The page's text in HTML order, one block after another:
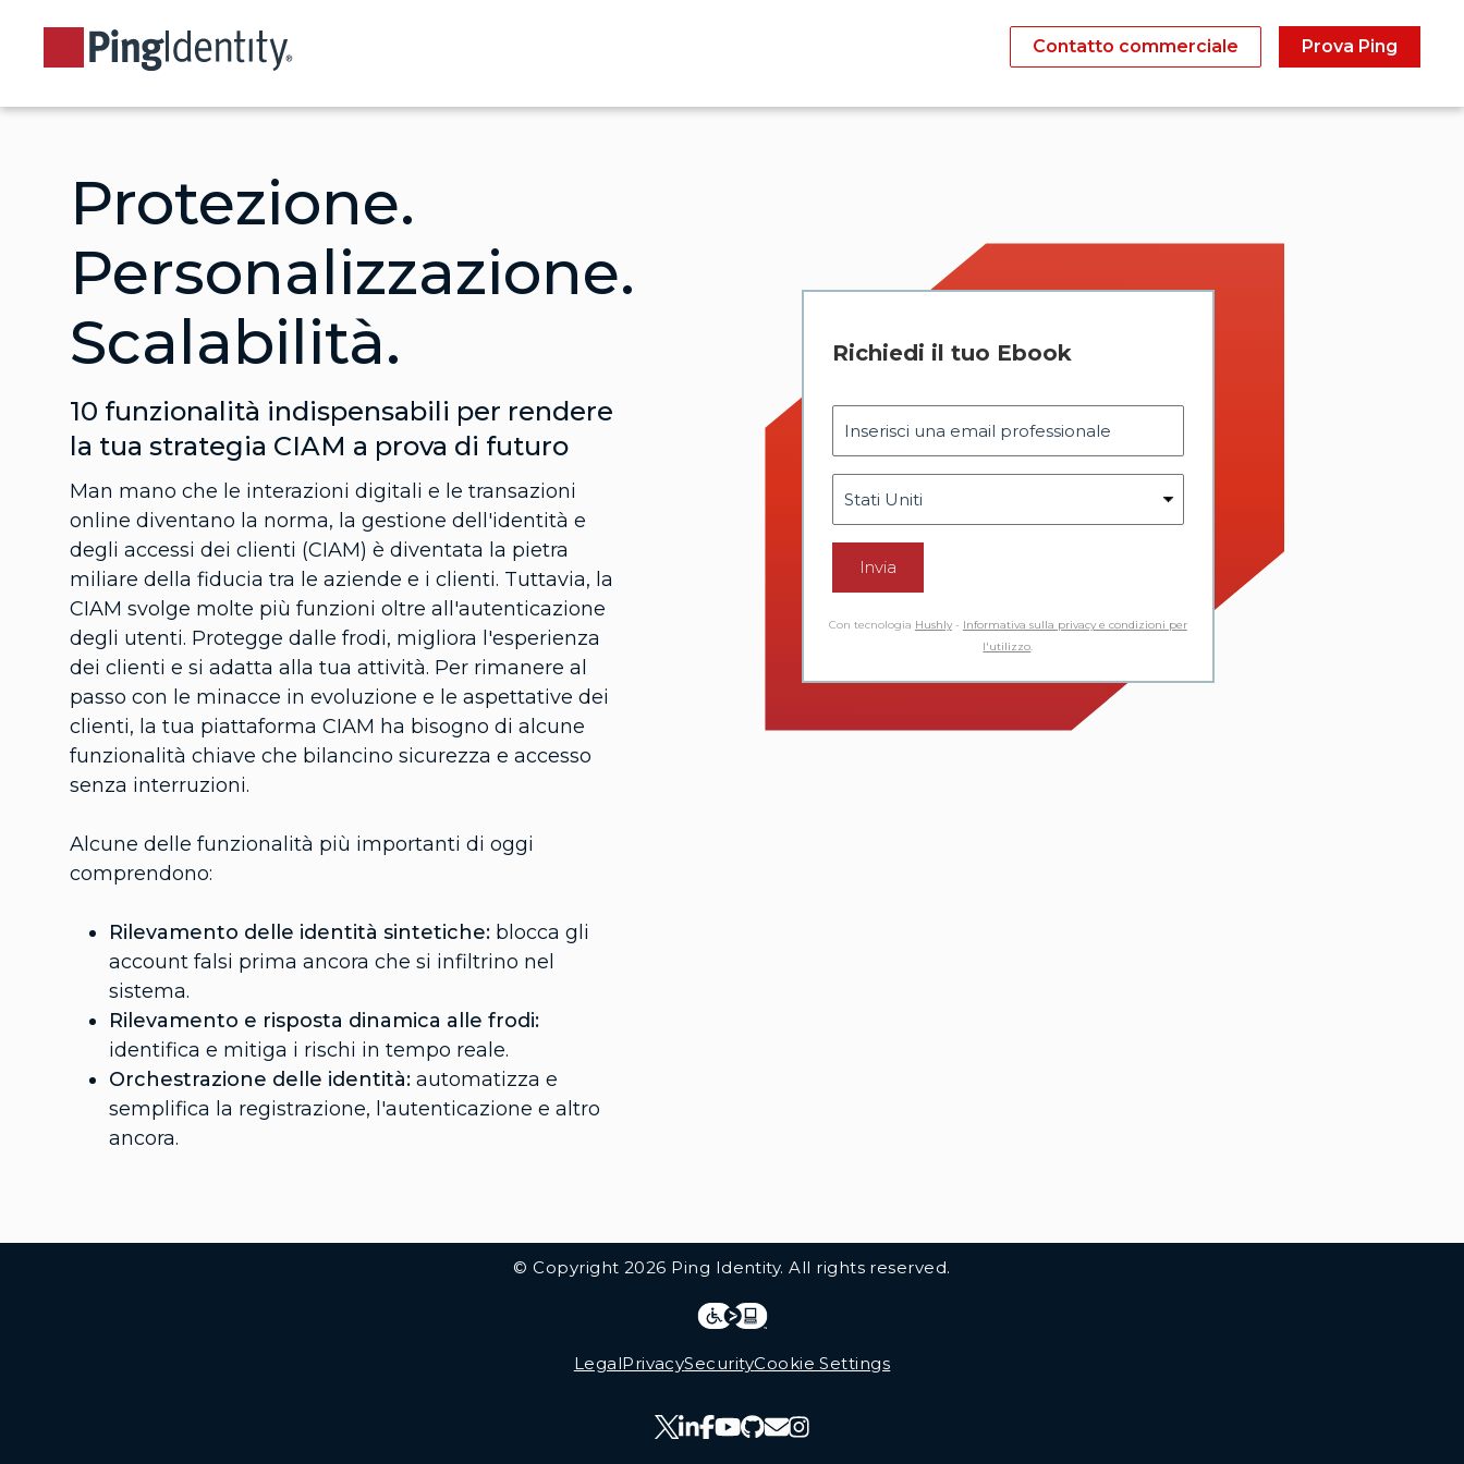
Contatto commerciale Prova Ping
Protezione.
Personalizzazione.
Scalabilità.
10 funzionalità indispensabili per rendere
la tua strategia CIAM a prova di futuro
Man mano che le interazioni digitali e le transazioni
online diventano la norma, la gestione dell'identità e
degli accessi dei clienti (CIAM) è diventata la pietra
miliare della fiducia tra le aziende e i clienti. Tuttavia, la
CIAM svolge molte più funzioni oltre all'autenticazione
degli utenti. Protegge dalle frodi, migliora l'esperienza
dei clienti e si adatta alla tua attività. Per rimanere al
passo con le minacce in evoluzione e le aspettative dei
clienti, la tua piattaforma CIAM ha bisogno di alcune
funzionalità chiave che bilancino sicurezza e accesso
senza interruzioni.
Alcune delle funzionalità più importanti di oggi
comprendono:
Rilevamento delle identità sintetiche: blocca gli
account falsi prima ancora che si infiltrino nel
sistema.
Rilevamento e risposta dinamica alle frodi:
identifica e mitiga i rischi in tempo reale.
Orchestrazione delle identità: automatizza e
semplifica la registrazione, l'autenticazione e altro
ancora.
Richiedi il tuo Ebook
Invia
Con tecnologia Hushly- Informativa sulla privacy e condizioni per
l'utilizzo.
© Copyright 2026 Ping Identity. All rights reserved.
LegalPrivacySecurityCookie Settings